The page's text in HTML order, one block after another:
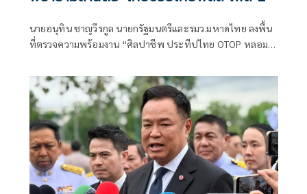
นายอนุทิน ชาญวีรกูล นายกรัฐมนตรีและรมว.มหาดไทย ลงพื้น
ที่ตรวจความพร้อมงาน “ศิลปาชีพ ประทีปไทย OTOP หลอม
สิงหาคม นี้ ณ อาคารชาเลนเจอร์ 1–3 อิมแพ็ค เมืองทองธานี ซึ่ง
นายกรัฐมนตรีจะเดินทางมาเปิดงานอย่างเป็นทางการ ในวัน
จันทร์ที่ 10 สิงหาคม